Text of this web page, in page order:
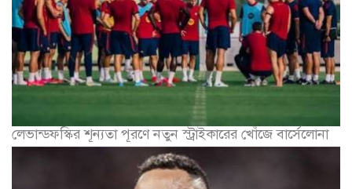
লেভান্ডফস্কির শূন্যতা পূরণে নতুন স্ট্রাইকারের খোঁজে বার্সেলোনা